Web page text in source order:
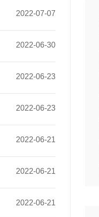
2022-07-07
2022-06-30
2022-06-23
2022-06-23
2022-06-21
2022-06-21
2022-06-21